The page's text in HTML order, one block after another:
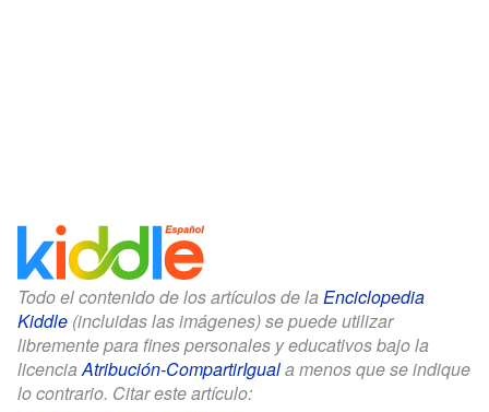
Todo el contenido de los artículos de la Enciclopedia
Kiddle (incluidas las imágenes) se puede utilizar
libremente para fines personales y educativos bajo la
licenciaAtribución-CompartirIguala menos que se indique
lo contrario. Citar este artículo: